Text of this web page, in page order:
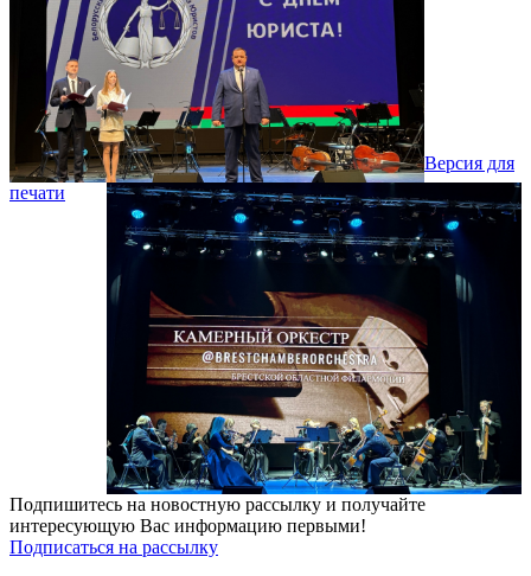
Версия для
печати
Подпишитесь на новостную рассылку и получайте
интересующую Вас информацию первыми!
Подписаться на рассылку